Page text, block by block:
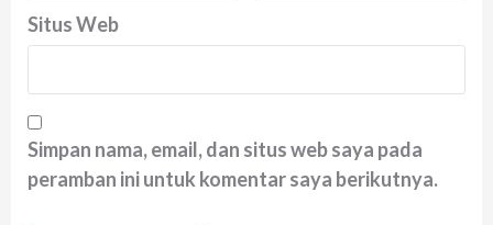
Situs Web
Simpan nama, email, dan situs web saya pada
peramban ini untuk komentar saya berikutnya.